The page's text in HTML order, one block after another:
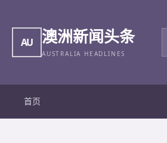
AU 澳洲新闻头条
AUSTRALIA HEADLINES
首页